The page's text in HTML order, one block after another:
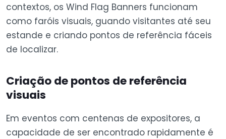
contextos, os Wind Flag Banners funcionam
como faróis visuais, guando visitantes até seu
estande e criando pontos de referência fáceis
de localizar.
Criação de pontos de referência
visuais
Em eventos com centenas de expositores, a
capacidade de ser encontrado rapidamente é